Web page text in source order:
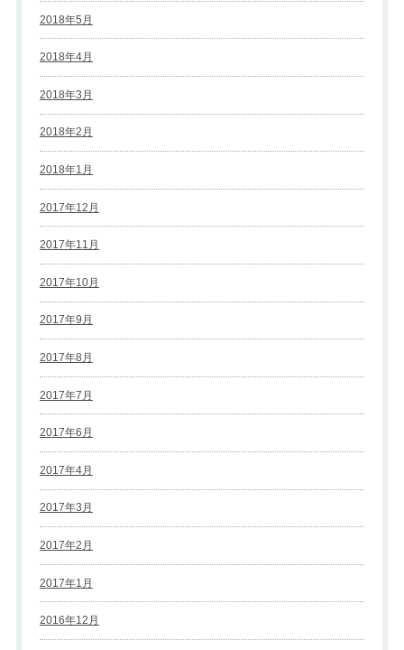
2018年5月
2018年4月
2018年3月
2018年2月
2018年1月
2017年12月
2017年11月
2017年10月
2017年9月
2017年8月
2017年7月
2017年6月
2017年4月
2017年3月
2017年2月
2017年1月
2016年12月